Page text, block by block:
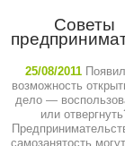
Советы
25/08/2011
возможность
дело —
или
самозанятость